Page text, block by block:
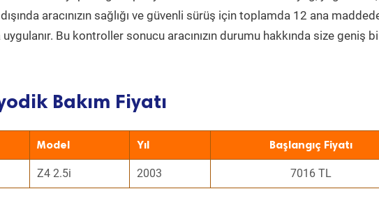
aracınızın sağlığı ve güvenli sürüş için toplamda 12 ana
Bu kontroller sonucu aracınızın durumu hakkında size geniş
Bakım Fiyatı
Model Yıl Başlangıç Fiyatı
Z4 2.5i 2003 7016 TL